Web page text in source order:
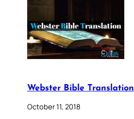
Webster Bible Translation
October 11, 2018